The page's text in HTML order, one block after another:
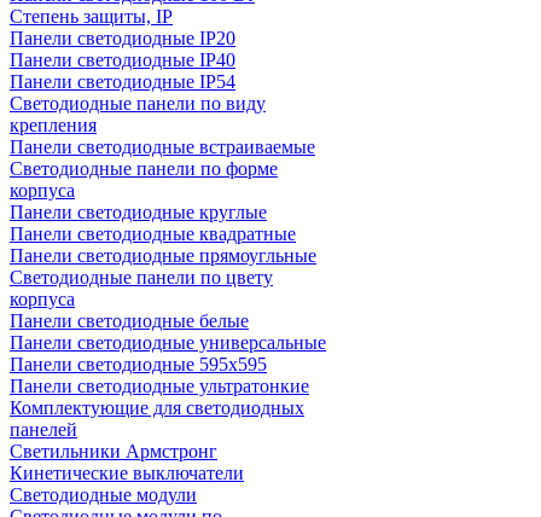
Степень защиты, IP
Панели светодиодные IP20
Панели светодиодные IP40
Панели светодиодные IP54
Светодиодные панели по виду
крепления
Панели светодиодные встраиваемые
Светодиодные панели по форме
корпуса
Панели светодиодные круглые
Панели светодиодные квадратные
Панели светодиодные прямоугльные
Светодиодные панели по цвету
корпуса
Панели светодиодные белые
Панели светодиодные универсальные
Панели светодиодные 595х595
Панели светодиодные ультратонкие
Комплектующие для светодиодных
панелей
Светильники Армстронг
Кинетические выключатели
Светодиодные модули